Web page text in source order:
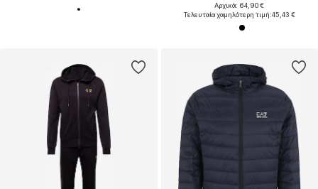
Αρχικά: 64,90 €
Τελευταία χαμηλότερη τιμή:45,43 €